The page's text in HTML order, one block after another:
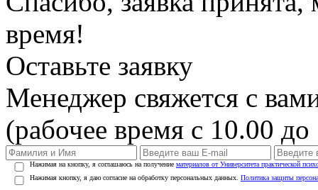
время!
Оставьте заявку
Менеджер свяжется с
(рабочее время с 10.00
Нажимая на кнопку, я соглашаюсь на получение материалов от Университета практической
Нажимая кнопку, я даю согласие на обработку персональных данных. Политика защиты